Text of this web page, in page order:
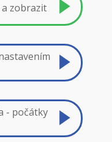
zobrazit
- počátky